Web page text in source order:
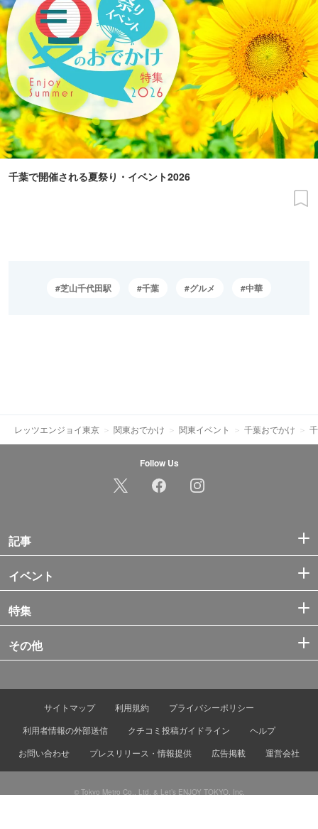
千葉で開催される夏祭り・イベント2026
芝山千代田駅 千葉 グルメ 中華
レッツエンジョイ東京 関東おでかけ 関東イベント 千葉おでかけ
Follow Us
記事
イベント
特集
その他
サイトマップ 利用規約
プライバシーポリシー
利用者情報の外部送信
クチコミ投稿ガイドライン
ヘルプ
お問い合わせ
プレスリリース・情報提供 広告掲載 運営会社
© Tokyo Metro Co., Ltd. & Let’s ENJOY TOKYO, Inc.